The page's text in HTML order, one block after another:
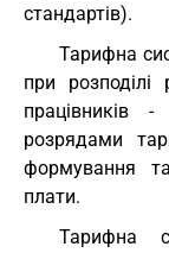
стандартів).
Тарифна
при розподілі
працівників
розрядами
формування та
плати.
Тарифна